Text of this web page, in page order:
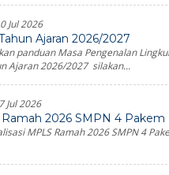
Jul 2026
Ajaran 2026/2027
panduan Masa Pengenalan
Ajaran 2026/2027 silakan...
Jul 2026
Ramah 2026 SMPN 4 Pakem
MPLS Ramah 2026 SMPN 4